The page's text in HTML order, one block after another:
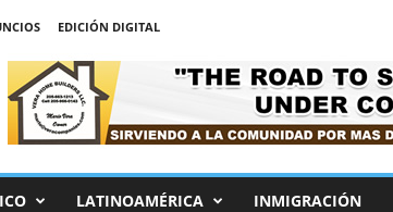
EDICIÓN DIGITAL
LATINOAMÉRICA INMIGRACIÓN